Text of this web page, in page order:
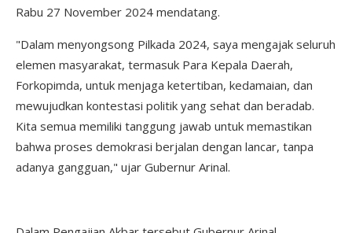
Rabu 27 November 2024 mendatang.
"Dalam menyongsong Pilkada 2024, saya mengajak seluruh
elemen masyarakat, termasuk Para Kepala Daerah,
Forkopimda, untuk menjaga ketertiban, kedamaian, dan
mewujudkan kontestasi politik yang sehat dan beradab.
Kita semua memiliki tanggung jawab untuk memastikan
bahwa proses demokrasi berjalan dengan lancar, tanpa
adanya gangguan," ujar Gubernur Arinal.